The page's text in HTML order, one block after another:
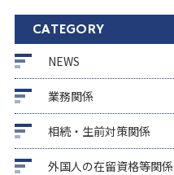
CATEGORY
NEWS
業務関係
相続・生前対策関係
外国人の在留資格等関係